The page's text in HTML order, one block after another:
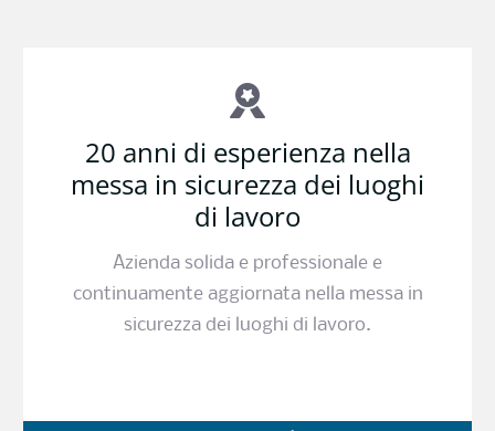
20 anni di esperienza nella
messa in sicurezza dei luoghi
di lavoro
Azienda solida e professionale e
continuamente aggiornata nella messa in
sicurezza dei luoghi di lavoro.